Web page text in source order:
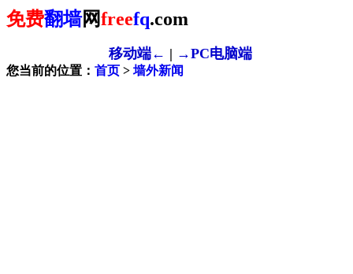
免费翻墙网freefq.com
移动端← | →PC电脑端
您当前的位置： 首页 > 墙外新闻